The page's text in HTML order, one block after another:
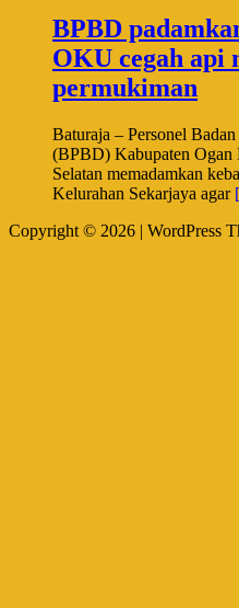
BPBD
OKU cegah api
permukiman
Baturaja – Personel
(BPBD) Kabupaten
Selatan memadamkan
Kelurahan Sekarjaya agar
Copyright © 2026 | WordPress